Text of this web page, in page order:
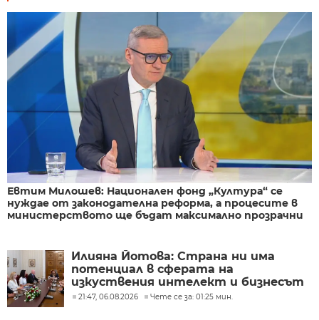
Евтим Милошев: Национален фонд „Култура“ се
нуждае от законодателна реформа, а процесите в
министерството ще бъдат максимално прозрачни
Илияна Йотова: Страна ни има
потенциал в сферата на
изкуствения интелект и бизнесът
забелязва тези перспективи
21:47, 06.08.2026 Чете се за: 01:25 мин.